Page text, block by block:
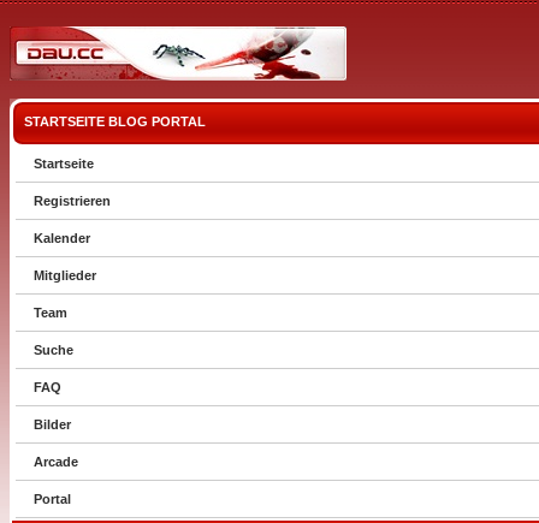
STARTSEITE BLOG PORTAL
Startseite
Registrieren
Kalender
Mitglieder
Team
Suche
FAQ
Bilder
Arcade
Portal